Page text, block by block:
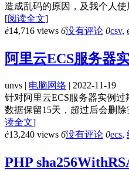
造成乱码的原因，及我个人
[阅读全文]
ė14,716 views 6没有评论 0csv,
阿里云ECS服务器
unvs | 电脑网络 | 2022-11-19
针对阿里云ECS服务器实例
数据保留15天，超过后会删
读全文]
ė13,240 views 6没有评论 0ecs,
PHP